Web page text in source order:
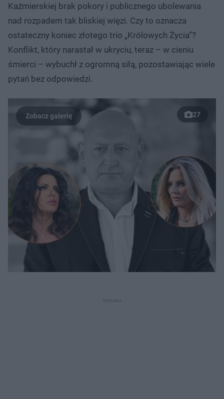
Kaźmierskiej brak pokory i publicznego ubolewania
nad rozpadem tak bliskiej więzi. Czy to oznacza
ostateczny koniec złotego trio „Królowych Życia”?
Konflikt, który narastał w ukryciu, teraz – w cieniu
śmierci – wybuchł z ogromną siłą, pozostawiając wiele
pytań bez odpowiedzi.
27